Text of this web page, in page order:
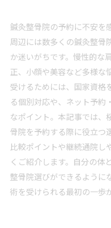
鍼灸整骨院の予約に不安を
周辺には数多くの鍼灸整骨
か迷いがちです。慢性的な
正、小顔や美容など多様な
受けるためには、国家資格
る個別対応や、ネット予約
なポイント。本記事では、
骨院を予約する際に役立つ
比較ポイントや継続通院し
くご紹介します。自分の体
整骨院選びができるように
術を受けられる最初の一歩